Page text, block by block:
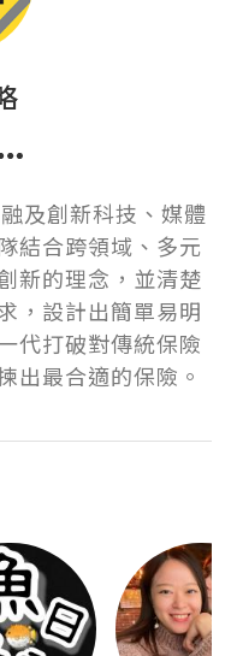
及創新科技、媒體
結合跨領域、多元
新的理念，並清楚
，設計出簡單易明
代打破對傳統保險
出最合適的保險。